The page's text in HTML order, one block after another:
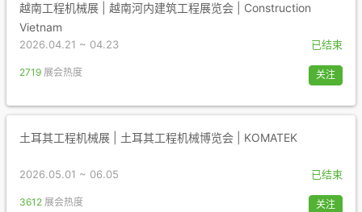
越南工程机械展 | 越南河内建筑工程展览会 | Construction
Vietnam
2026.04.21 ~ 04.23 已结束
2719 展会热度 关注
土耳其工程机械展 | 土耳其工程机械博览会 | KOMATEK
2026.05.01 ~ 06.05 已结束
3612 展会热度 关注